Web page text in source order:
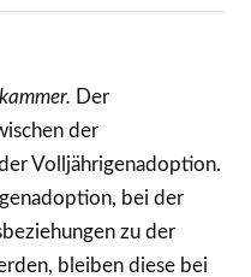
Der
der
Volljährigenadoption.
bei der
zu der
bleiben diese bei